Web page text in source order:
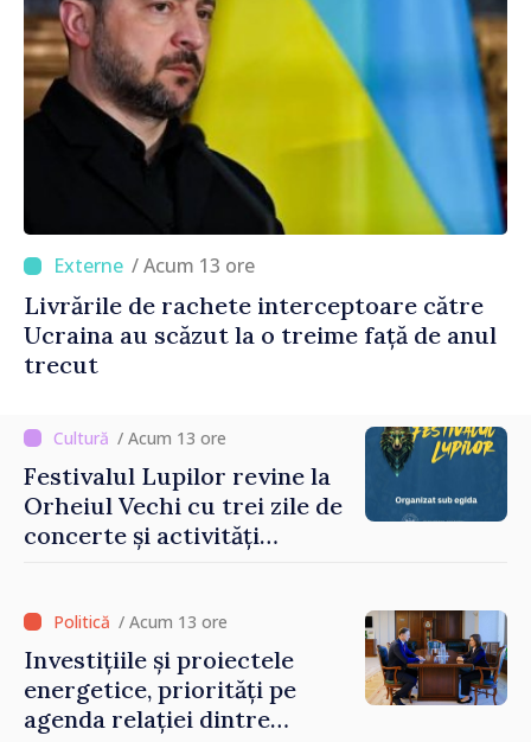
/ Acum 13 ore
Livrările de rachete interceptoare către
Ucraina au scăzut la o treime față de anul
trecut
/ Acum 13 ore
Festivalul Lupilor revine la
Orheiul Vechi cu trei zile de
concerte și activități
/ Acum 13 ore
Investițiile și proiectele
energetice, priorități pe
agenda relației dintre